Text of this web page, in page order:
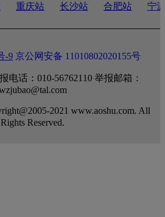
重庆站 长沙站 合肥站 宁
-9 京公网安备 11010802020155号
电话：010-56762110 举报邮箱：
2021 www.aoshu.com. All
Rights Reserved.